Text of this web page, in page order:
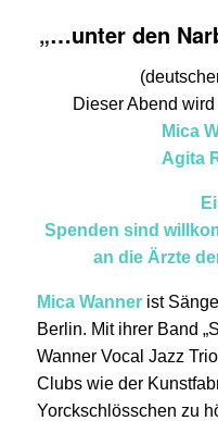
„…unter den
Dieser Abend
Mica
Agita
Spenden sind
an die Ärzte
Mica Wannerist
Berlin. Mit ihrer Band
Wanner Vocal Jazz
Clubs wie der
Yorckschlösschen zu